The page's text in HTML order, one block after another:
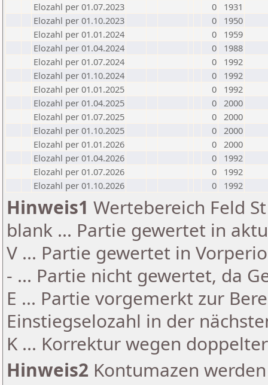
Elozahl per 01.07.2023
0
1931
Elozahl per 01.10.2023
0
1950
Elozahl per 01.01.2024
0
1959
Elozahl per 01.04.2024
0
1988
Elozahl per 01.07.2024
0
1992
Elozahl per 01.10.2024
0
1992
Elozahl per 01.01.2025
0
1992
Elozahl per 01.04.2025
0 2000
Elozahl per 01.07.2025
0 2000
Elozahl per 01.10.2025
0 2000
Elozahl per 01.01.2026
0 2000
Elozahl per 01.04.2026
0
1992
Elozahl per 01.07.2026
0
1992
Elozahl per 01.10.2026
0 1992
Hinweis1 Wertebereich Feld
blank ... Partie gewertet in
V ... Partie gewertet in
- ... Partie nicht gewertet, da
E ... Partie vorgemerkt zur
Einstiegselozahl in der
K ... Korrektur wegen
Hinweis2 Kontumazen